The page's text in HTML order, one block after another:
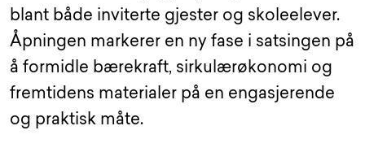
blant både inviterte gjester og skoleelever.
Åpningen markerer en ny fase i satsingen på
å formidle bærekraft, sirkulærøkonomi og
fremtidens materialer på en engasjerende
og praktisk måte.